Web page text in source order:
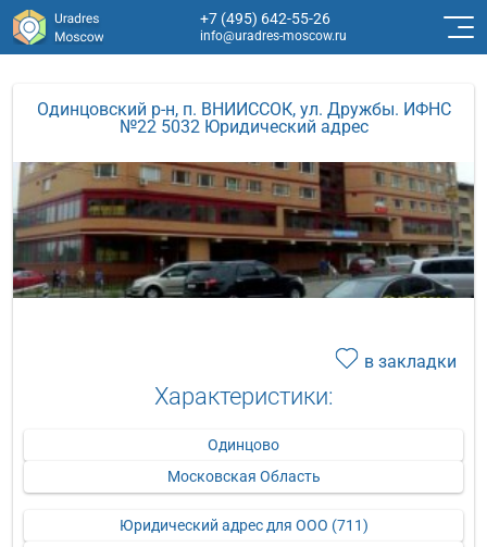
+7 (495) 642-55-26
info@uradres-moscow.ru
Одинцовский р-н, п. ВНИИССОК, ул. Дружбы. ИФНС
№22 5032 Юридический адрес
в закладки
Характеристики:
Одинцово
Московская Область
Юридический адрес для ООО (711)